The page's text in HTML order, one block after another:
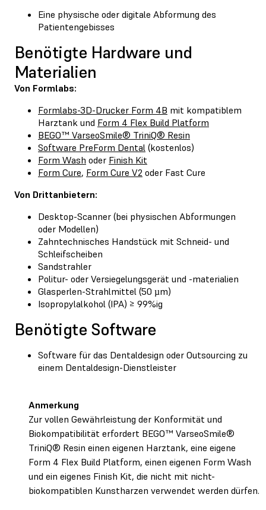
Eine physische oder digitale Abformung des
Patientengebisses
Benötigte Hardware und
Materialien
Von Formlabs:
Formlabs-3D-Drucker Form 4B mit kompatiblem
Harztank und Form 4 Flex Build Platform
BEGO™ VarseoSmile® TriniQ® Resin
Software PreForm Dental (kostenlos)
Form Wash oder Finish Kit
Form Cure, Form Cure V2 oder Fast Cure
Von Drittanbietern:
Desktop-Scanner (bei physischen Abformungen
oder Modellen)
Zahntechnisches Handstück mit Schneid- und
Schleifscheiben
Sandstrahler
Politur- oder Versiegelungsgerät und -materialien
Glasperlen-Strahlmittel (50 µm)
Isopropylalkohol (IPA) ≥ 99%ig
Benötigte Software
Software für das Dentaldesign oder Outsourcing zu
einem Dentaldesign-Dienstleister
Anmerkung
Zur vollen Gewährleistung der Konformität und
Biokompatibilität erfordert BEGO™ VarseoSmile®
TriniQ® Resin einen eigenen Harztank, eine eigene
Form 4 Flex Build Platform, einen eigenen Form Wash
und ein eigenes Finish Kit, die nicht mit nicht-
biokompatiblen Kunstharzen verwendet werden dürfen.